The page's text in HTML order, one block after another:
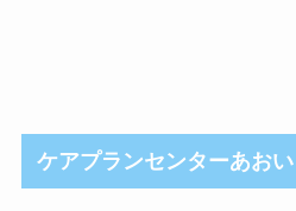
ケアプランセンターあお